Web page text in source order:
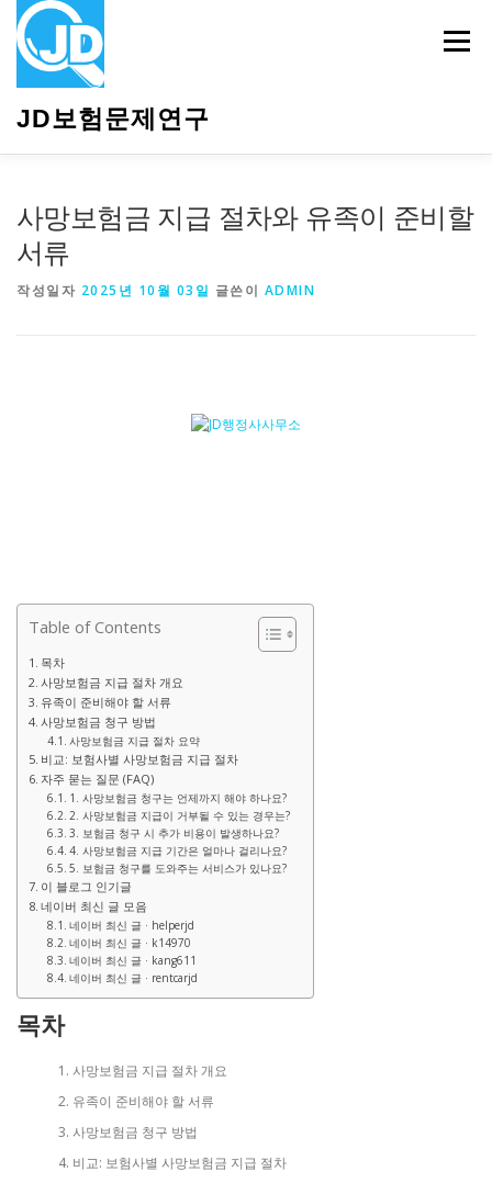
JD보험문제연구
메뉴
사망보험금 지급 절차와 유족이 준비할
서류
작성일자 2025년 10월 03일 글쓴이 ADMIN
Table of Contents
목차
사망보험금 지급 절차 개요
유족이 준비해야 할 서류
사망보험금 청구 방법
사망보험금 지급 절차 요약
비교: 보험사별 사망보험금 지급 절차
자주 묻는 질문 (FAQ)
1. 사망보험금 청구는 언제까지 해야 하나요?
2. 사망보험금 지급이 거부될 수 있는 경우는?
3. 보험금 청구 시 추가 비용이 발생하나요?
4. 사망보험금 지급 기간은 얼마나 걸리나요?
5. 보험금 청구를 도와주는 서비스가 있나요?
이 블로그 인기글
네이버 최신 글 모음
네이버 최신 글 · helperjd
네이버 최신 글 · k14970
네이버 최신 글 · kang611
네이버 최신 글 · rentcarjd
목차
사망보험금 지급 절차 개요
유족이 준비해야 할 서류
사망보험금 청구 방법
비교: 보험사별 사망보험금 지급 절차